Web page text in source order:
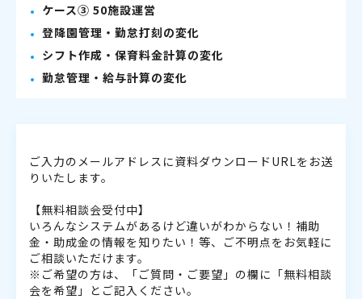
ケース③ 50施設運営
登降園管理・勤怠打刻の変化
シフト作成・保育料金計算の変化
勤怠管理・給与計算の変化
ご入力のメールアドレスに資料ダウンロードURLをお送
りいたします。
【無料相談会受付中】
いろんなシステムがあるけど違いがわからない！補助
金・助成金の情報を知りたい！等、ご不明点をお気軽に
ご相談いただけます。
※ご希望の方は、「ご質問・ご要望」の欄に「無料相談
会を希望」とご記入ください。